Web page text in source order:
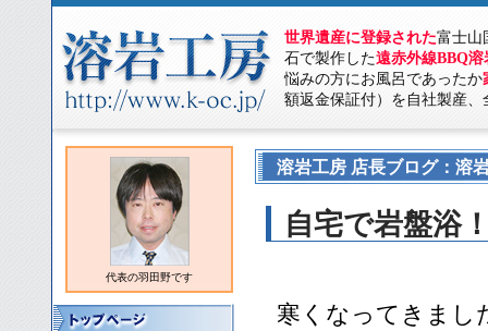
世界遺産に登録された富士山
石で製作した遠赤外線BBQ溶
悩みの方にお風呂であったか
額返金保証付）を自社製産
代表の羽田野です
溶岩工房 店長ブログ：溶
自宅で岩盤浴
寒くなってきまし